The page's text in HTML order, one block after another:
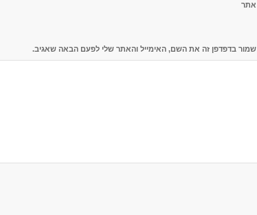
אתר
שמור בדפדפן זה את השם, האימייל והאתר שלי לפעם הבאה שאגיב.